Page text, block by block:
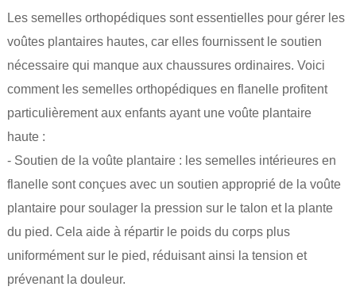
Les semelles orthopédiques sont essentielles pour gérer les
voûtes plantaires hautes, car elles fournissent le soutien
nécessaire qui manque aux chaussures ordinaires. Voici
comment les semelles orthopédiques en flanelle profitent
particulièrement aux enfants ayant une voûte plantaire
haute :
- Soutien de la voûte plantaire : les semelles intérieures en
flanelle sont conçues avec un soutien approprié de la voûte
plantaire pour soulager la pression sur le talon et la plante
du pied. Cela aide à répartir le poids du corps plus
uniformément sur le pied, réduisant ainsi la tension et
prévenant la douleur.